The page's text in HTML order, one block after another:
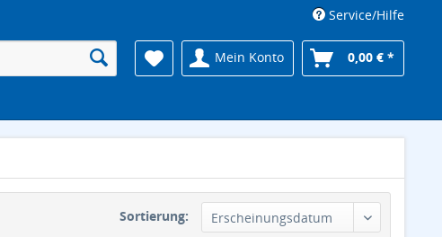
Service/Hilfe
Mein Konto 0,00 € *
Sortierung: